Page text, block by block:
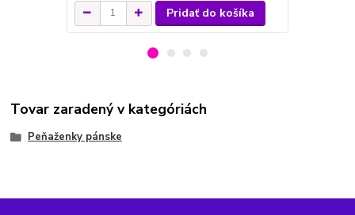
Pridať do košíka
Tovar zaradený v kategóriách
Peňaženky pánske